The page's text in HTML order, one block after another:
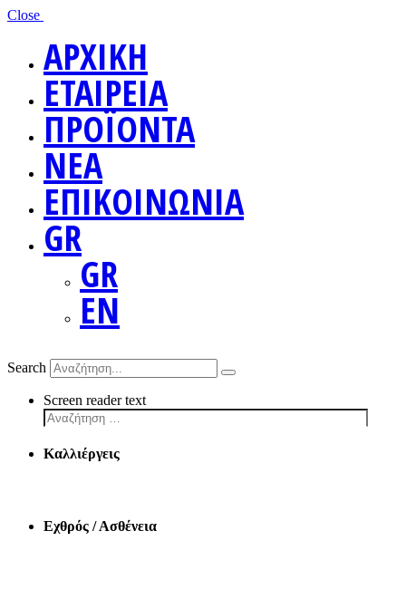
Close
ΑΡΧΙΚΗ
ΕΤΑΙΡΕΙΑ
ΠΡΟΪΟΝΤΑ
ΝΕΑ
ΕΠΙΚΟΙΝΩΝΙΑ
GR
GR
EN
Search
Screen reader text
Καλλιέργεις
Εχθρός / Ασθένεια